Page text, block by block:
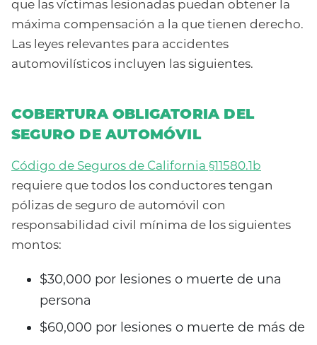
que las víctimas lesionadas puedan obtener la
máxima compensación a la que tienen derecho.
Las leyes relevantes para accidentes
automovilísticos incluyen las siguientes.
COBERTURA OBLIGATORIA DEL
SEGURO DE AUTOMÓVIL
Código de Seguros de California §11580.1b
requiere que todos los conductores tengan
pólizas de seguro de automóvil con
responsabilidad civil mínima de los siguientes
montos:
$30,000 por lesiones o muerte de una
persona
$60,000 por lesiones o muerte de más de